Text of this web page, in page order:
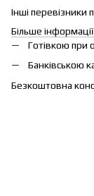
Інші перевізники
Більше
Готівкою при
Банківською
Безкоштовна